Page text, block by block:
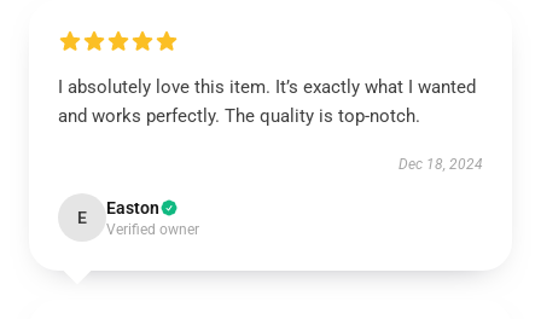
I absolutely love this item. It’s exactly what I wanted
and works perfectly. The quality is top-notch.
Dec 18, 2024
E Easton
Verified owner